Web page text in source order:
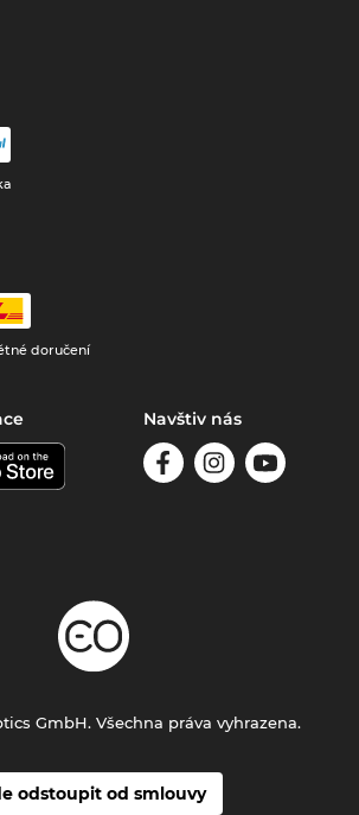
doručení
Navštiv nás
odstoupit od smlouvy
GmbH. Všechna práva vyhrazena.